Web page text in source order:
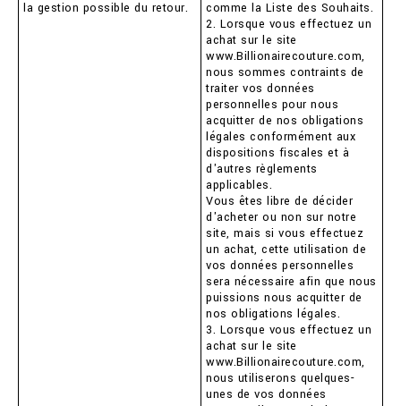
la gestion possible du retour.
comme la Liste des Souhaits.
2. Lorsque vous effectuez un
achat sur le site
www.Billionairecouture.com,
nous sommes contraints de
traiter vos données
personnelles pour nous
acquitter de nos obligations
légales conformément aux
dispositions fiscales et à
d'autres règlements
applicables.
Vous êtes libre de décider
d'acheter ou non sur notre
site, mais si vous effectuez
un achat, cette utilisation de
vos données personnelles
sera nécessaire afin que nous
puissions nous acquitter de
nos obligations légales.
3. Lorsque vous effectuez un
achat sur le site
www.Billionairecouture.com,
nous utiliserons quelques-
unes de vos données